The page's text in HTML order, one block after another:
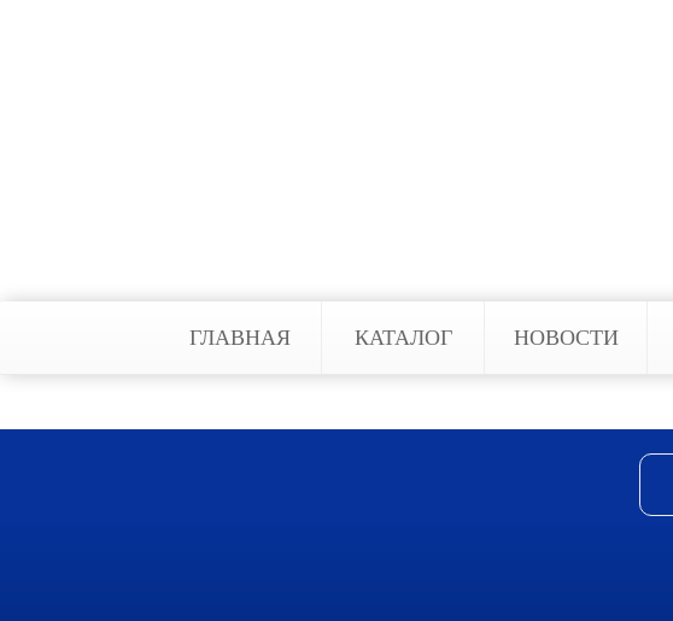
ГЛАВНАЯ КАТАЛОГ НОВОСТИ